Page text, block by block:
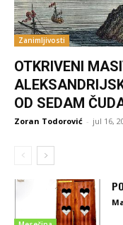
Zanimljivosti
OTKRIVENI
OD SEDAM
Zoran Todorović - jul 16,